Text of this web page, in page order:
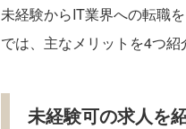
未経験からIT業界への転職
では、主なメリットを4つ紹
未経験可の求人を